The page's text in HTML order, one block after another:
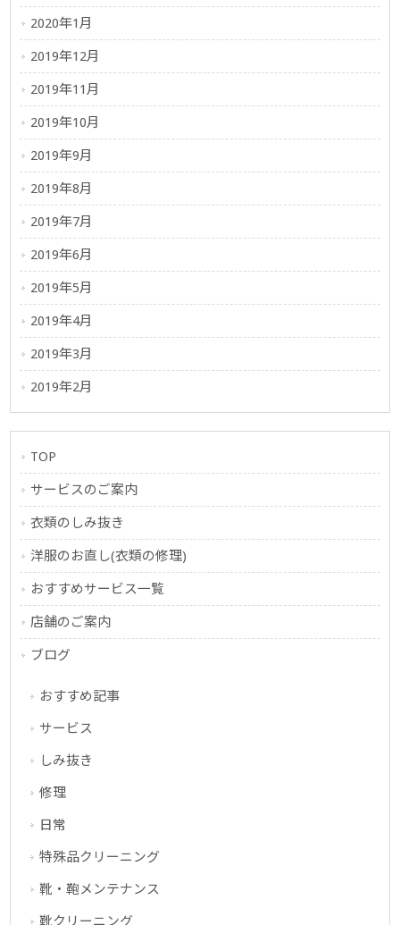
2020年1月
2019年12月
2019年11月
2019年10月
2019年9月
2019年8月
2019年7月
2019年6月
2019年5月
2019年4月
2019年3月
2019年2月
TOP
サービスのご案内
衣類のしみ抜き
洋服のお直し(衣類の修理)
おすすめサービス一覧
店舗のご案内
ブログ
おすすめ記事
サービス
しみ抜き
修理
日常
特殊品クリーニング
靴・鞄メンテナンス
靴クリーニング